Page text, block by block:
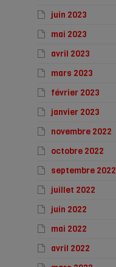
juin 2023
mai 2023
avril 2023
mars 2023
février 2023
janvier 2023
novembre 2022
octobre 2022
septembre 2022
juillet 2022
juin 2022
mai 2022
avril 2022